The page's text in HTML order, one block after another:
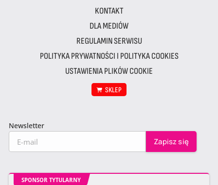
KONTAKT
DLA MEDIÓW
REGULAMIN SERWISU
POLITYKA PRYWATNOŚCI I POLITYKA COOKIES
USTAWIENIA PLIKÓW COOKIE
SKLEP
Newsletter
SPONSOR TYTULARNY